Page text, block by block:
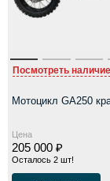
Посмотреть наличие
Мотоцикл GA250
Цена
205 000 ₽
Осталось 2 шт!